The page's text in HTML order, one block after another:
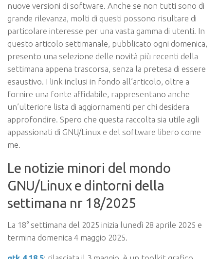
nuove versioni di software. Anche se non tutti sono di
grande rilevanza, molti di questi possono risultare di
particolare interesse per una vasta gamma di utenti. In
questo articolo settimanale, pubblicato ogni domenica,
presento una selezione delle novità più recenti della
settimana appena trascorsa, senza la pretesa di essere
esaustivo. I link inclusi in fondo all’articolo, oltre a
fornire una fonte affidabile, rappresentano anche
un’ulteriore lista di aggiornamenti per chi desidera
approfondire. Spero che questa raccolta sia utile agli
appassionati di GNU/Linux e del software libero come
me.
Le notizie minori del mondo
GNU/Linux e dintorni della
settimana nr 18/2025
La 18° settimana del 2025 inizia lunedì 28 aprile 2025 e
termina domenica 4 maggio 2025.